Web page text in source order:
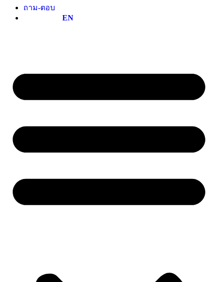
ถาม-ตอบ
EN